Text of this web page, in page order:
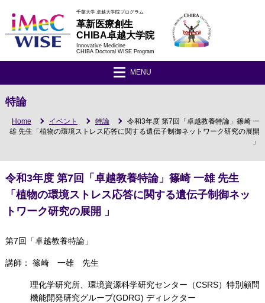
千葉大学 卓越大学院プログラム
革新医療創生
CHIBA卓越大学院
Innovative Medicine
CHIBA Doctoral WISE Program
MENU
特論
Home イベント 特論
令和3年度 第7回「卓越教養特論」篠崎 一
雄 先生「植物の環境ストレス応答に関する遺伝子制御ネットワーク研究の展開
」
令和3年度 第7回「卓越教養特論」篠崎 一雄 先生
「植物の環境ストレス応答に関する遺伝子制御ネッ
トワーク研究の展開 」
第7回「卓越教養特論」
講師： 篠崎 一雄 先生
理化学研究所、環境資源科学研究センター（CSRS）特別顧問
機能開発研究グループ(GDRG) ディレクター